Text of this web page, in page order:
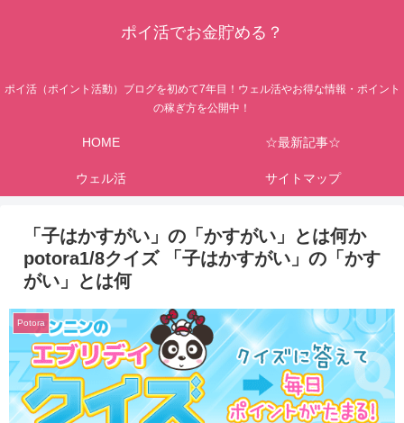
ポイ活でお金貯める？
ポイ活（ポイント活動）ブログを初めて7年目！ウェル活やお得な情報・ポイント
の稼ぎ方を公開中！
HOME ☆最新記事☆
ウェル活 サイトマップ
「子はかすがい」の「かすがい」とは何か
potora1/8クイズ 「子はかすがい」の「かす
がい」とは何
Potora